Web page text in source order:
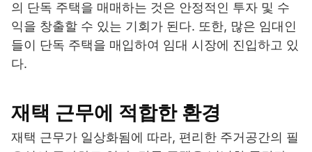
의 단독 주택을 매매하는 것은 안정적인 투자 및 수
익을 창출할 수 있는 기회가 된다. 또한, 많은 임대인
들이 단독 주택을 매입하여 임대 시장에 진입하고 있
다.
재택 근무에 적합한 환경
재택 근무가 일상화됨에 따라, 편리한 주거공간의 필